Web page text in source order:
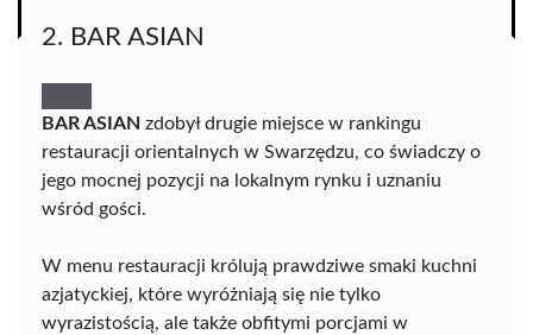
2. BAR ASIAN
BAR ASIAN zdobył drugie miejsce w rankingu
restauracji orientalnych w Swarzędzu, co świadczy o
jego mocnej pozycji na lokalnym rynku i uznaniu
wśród gości.
W menu restauracji królują prawdziwe smaki kuchni
azjatyckiej, które wyróżniają się nie tylko
wyrazistością, ale także obfitymi porcjami w